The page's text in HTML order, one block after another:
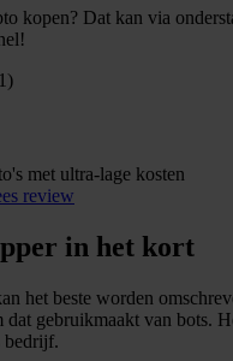
kopen? Dat kan via
met ultra-lage kosten
review
in het kort
het beste worden
dat gebruikmaakt van bots.
bedrijf.